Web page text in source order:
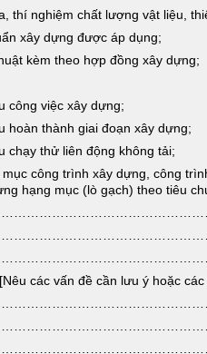
thí nghiệm chất lượng vật liệu,
xây dựng được áp dụng;
kèm theo hợp đồng xây dựng;
công việc xây dựng;
hoàn thành giai đoạn xây dựng;
chạy thử liên động không tải;
công trình xây dựng, công
hạng mục (lò gạch) theo tiêu
các vấn đề cần lưu ý hoặc